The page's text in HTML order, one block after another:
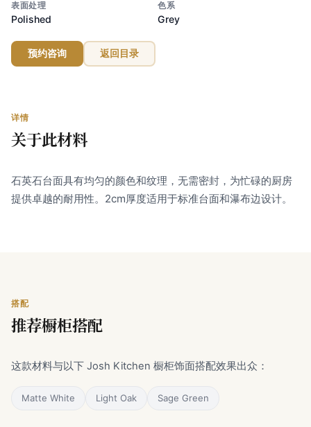
表面处理
Polished
色系
Grey
预约咨询 返回目录
详情
关于此材料
石英石台面具有均匀的颜色和纹理，无需密封，为忙碌的厨房
提供卓越的耐用性。2cm厚度适用于标准台面和瀑布边设计。
搭配
推荐橱柜搭配
这款材料与以下 Josh Kitchen 橱柜饰面搭配效果出众：
Matte White Light Oak Sage Green